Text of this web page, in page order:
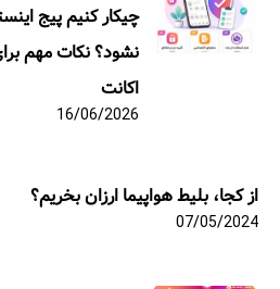
چیکار کنیم پیج
نشود؟ نکات مهم
اکانت
16/06/2026
از کجا، بلیط هواپیما ارزان بخریم؟
07/05/2024